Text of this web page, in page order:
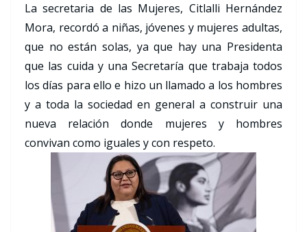
La secretaria de las Mujeres, Citlalli Hernández
Mora, recordó a niñas, jóvenes y mujeres adultas,
que no están solas, ya que hay una Presidenta
que las cuida y una Secretaría que trabaja todos
los días para ello e hizo un llamado a los hombres
y a toda la sociedad en general a construir una
nueva relación donde mujeres y hombres
convivan como iguales y con respeto.